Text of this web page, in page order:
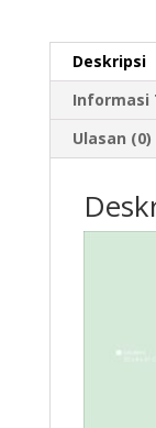
Deskripsi
Informasi
Ulasan (0)